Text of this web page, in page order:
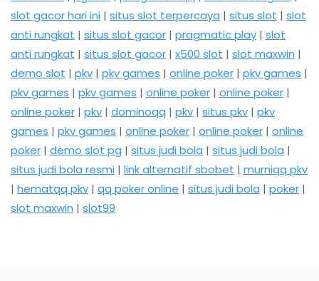
slot gacor hari ini | situs slot terpercaya | situs slot | slot
anti rungkat | situs slot gacor | pragmatic play | slot
anti rungkat | situs slot gacor | x500 slot | slot maxwin |
demo slot | pkv | pkv games | online poker | pkv games |
pkv games | pkv games | online poker | online poker |
online poker | pkv | dominoqq | pkv | situs pkv | pkv
games | pkv games | online poker | online poker | online
poker | demo slot pg | situs judi bola | situs judi bola |
situs judi bola resmi | link alternatif sbobet | murniqq pkv
| hematqq pkv | qq poker online | situs judi bola | poker |
slot maxwin | slot99